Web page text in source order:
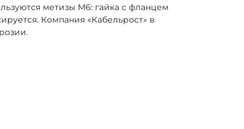
метизы М6: гайка с фланцем
Компания «Кабельрост» в